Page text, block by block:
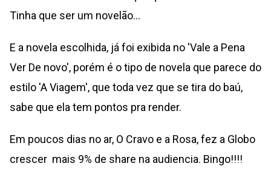
Tinha que ser um novelão...
E a novela escolhida, já foi exibida no 'Vale a Pena
Ver De novo', porém é o tipo de novela que parece do
estilo 'A Viagem', que toda vez que se tira do baú,
sabe que ela tem pontos pra render.
Em poucos dias no ar, O Cravo e a Rosa, fez a Globo
crescer mais 9% de share na audiencia. Bingo!!!!